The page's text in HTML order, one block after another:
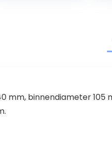
mm, binnendiameter